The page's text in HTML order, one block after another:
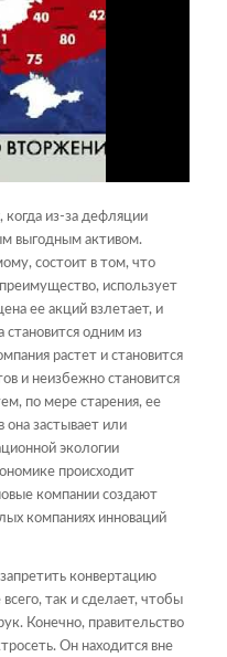
из-за дефляции
выгодным активом.
состоит в том, что
использует
ее акций взлетает, и
становится одним из
растет и становится
и неизбежно становится
по мере старения, ее
она застывает или
экологии
происходит
компании создают
компаниях инноваций
конвертацию
так и сделает, чтобы
Конечно, правительство
Он находится вне